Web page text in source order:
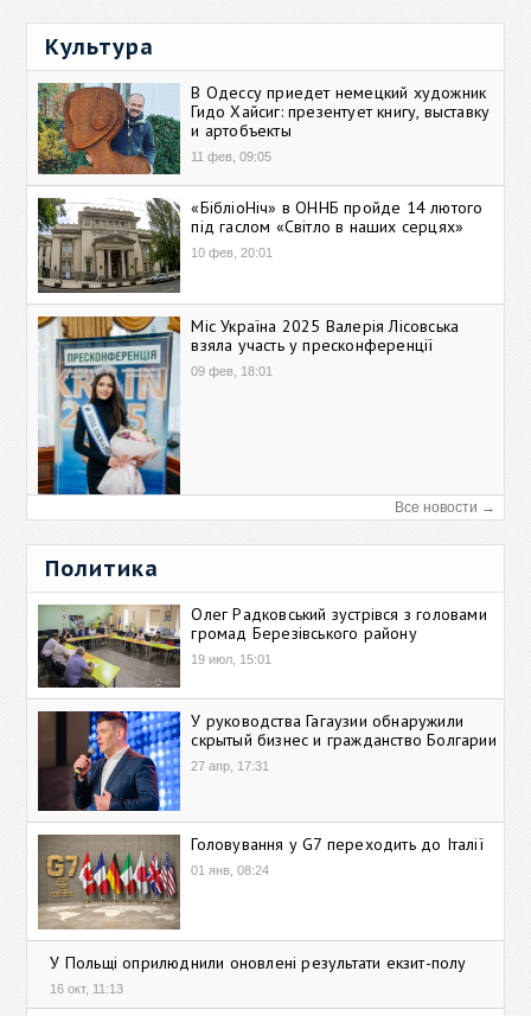
Культура
В Одессу приедет немецкий художник
Гидо Хайсиг: презентует книгу, выставку
и артобъекты
11 фев, 09:05
«БібліоНіч» в ОННБ пройде 14 лютого
під гаслом «Світло в наших серцях»
10 фев, 20:01
Міс Україна 2025 Валерія Лісовська
взяла участь у пресконференції
09 фев, 18:01
Все новости →
Политика
Олег Радковський зустрівся з головами
громад Березівського району
19 июл, 15:01
У руководства Гагаузии обнаружили
скрытый бизнес и гражданство Болгарии
27 апр, 17:31
Головування у G7 переходить до Італії
01 янв, 08:24
У Польщі оприлюднили оновлені результати екзит-полу
16 окт, 11:13